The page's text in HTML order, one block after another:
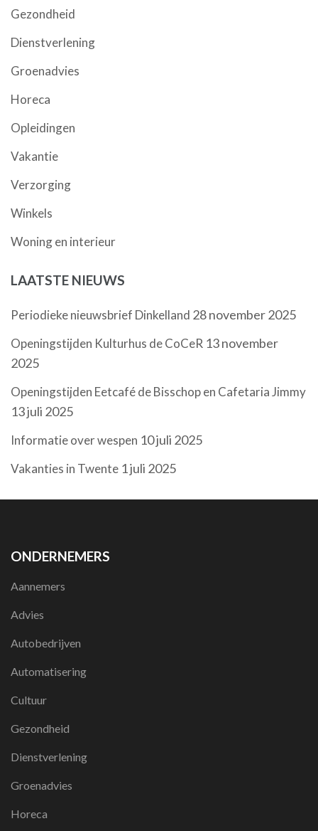
Gezondheid
Dienstverlening
Groenadvies
Horeca
Opleidingen
Vakantie
Verzorging
Winkels
Woning en interieur
LAATSTE NIEUWS
Periodieke nieuwsbrief Dinkelland 28 november 2025
Openingstijden Kulturhus de CoCeR 13 november
2025
Openingstijden Eetcafé de Bisschop en Cafetaria Jimmy
13 juli 2025
Informatie over wespen 10 juli 2025
Vakanties in Twente 1 juli 2025
ONDERNEMERS
Aannemers
Advies
Autobedrijven
Automatisering
Cultuur
Gezondheid
Dienstverlening
Groenadvies
Horeca